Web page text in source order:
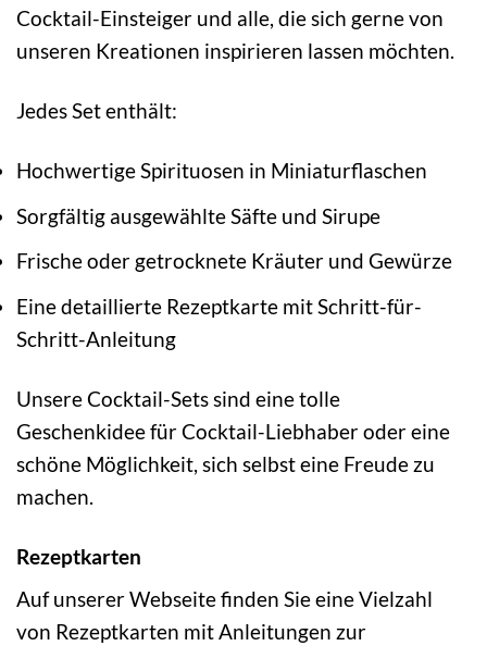
Cocktail-Einsteiger und alle, die sich gerne von
unseren Kreationen inspirieren lassen möchten.
Jedes Set enthält:
Hochwertige Spirituosen in Miniaturflaschen
Sorgfältig ausgewählte Säfte und Sirupe
Frische oder getrocknete Kräuter und Gewürze
Eine detaillierte Rezeptkarte mit Schritt-für-
Schritt-Anleitung
Unsere Cocktail-Sets sind eine tolle
Geschenkidee für Cocktail-Liebhaber oder eine
schöne Möglichkeit, sich selbst eine Freude zu
machen.
Rezeptkarten
Auf unserer Webseite finden Sie eine Vielzahl
von Rezeptkarten mit Anleitungen zur